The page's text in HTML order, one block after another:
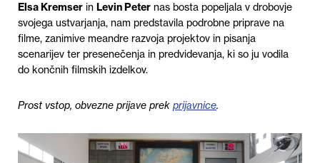
Elsa Kremser in Levin Peter nas bosta popeljala v drobovje
svojega ustvarjanja, nam predstavila podrobne priprave na
filme, zanimive meandre razvoja projektov in pisanja
scenarijev ter presenečenja in predvidevanja, ki so ju vodila
do končnih filmskih izdelkov.
Prost vstop, obvezne prijave prek prijavnice.